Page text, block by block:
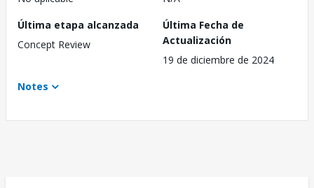
Última etapa alcanzada
Concept Review
Última Fecha de
Actualización
19 de diciembre de 2024
Notes